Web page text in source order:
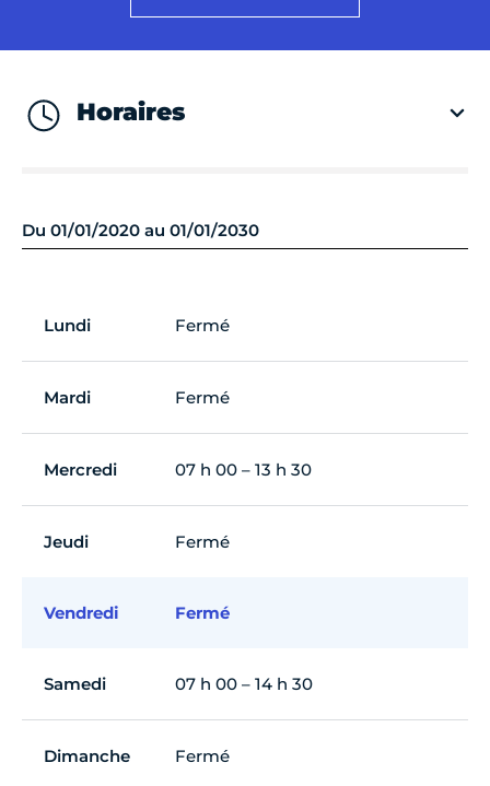
Horaires
Du 01/01/2020 au 01/01/2030
Lundi Fermé
Mardi Fermé
Mercredi 07 h 00 – 13 h 30
Jeudi Fermé
Vendredi Fermé
Samedi 07 h 00 – 14 h 30
Dimanche Fermé